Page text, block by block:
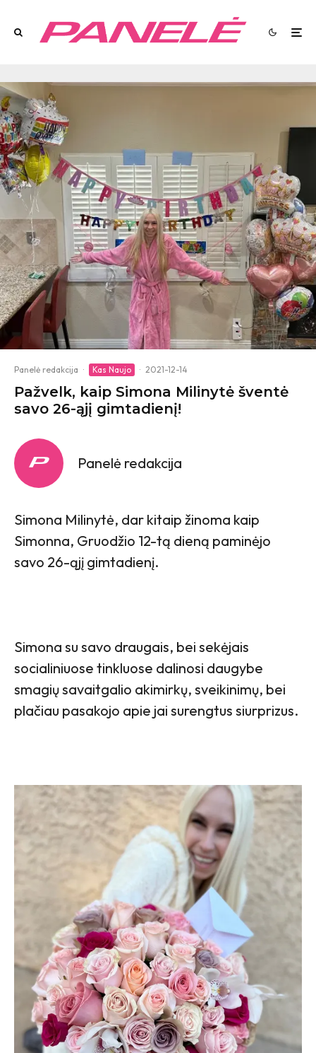
Panelė redakcija · Kas Naujo · 2021-12-14
Pažvelk, kaip Simona Milinytė šventė
savo 26-ąjį gimtadienį!
Panelė redakcija
Simona Milinytė, dar kitaip žinoma kaip
Simonna, Gruodžio 12-tą dieną paminėjo
savo 26-ąjį gimtadienį.
Simona su savo draugais, bei sekėjais
socialiniuose tinkluose dalinosi daugybe
smagių savaitgalio akimirkų, sveikinimų, bei
plačiau pasakojo apie jai surengtus siurprizus.